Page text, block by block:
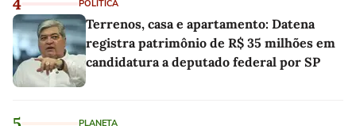
POLÍTICA
Terrenos, casa e apartamento: Datena
registra patrimônio de R$ 35 milhões em
candidatura a deputado federal por SP
PLANETA